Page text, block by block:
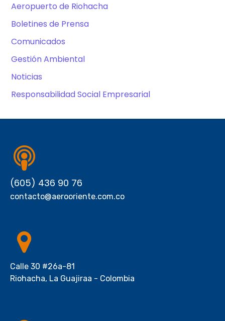
Aeropuerto de Riohacha
Boletines de Prensa
Comunicados
Gestión Ambiental
Noticias
Responsabilidad Social Empresarial
(605) 436 90 76
contacto@aerooriente.com.co
Calle 30 #26a-81
Riohacha, La Guajiraa - Colombia